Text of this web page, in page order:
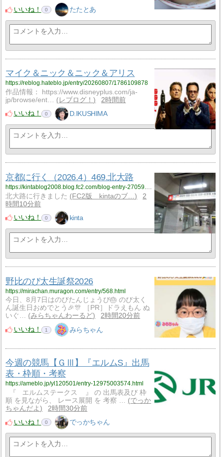
いいね！
0 たたとあ
マイク＆ニック＆ニック＆アリス
https://reblog.hateblo.jp/entry/20260807/1786109878
作品情報： https://www.disneyplus.com/ja-
jp/browse/ent…
レブログ！
2時間前
いいね！
0 D.IKUSHIMA
京都に行く（2026.4）469.北大路
https://kintablog2008.blog.fc2.com/blog-entry-27059.html
北大路に行きました FC2版 kintaのブ…
2
時間10分前
いいね！
0 kinta
野比のび太生誕祭2026
https://mirachan.muragon.com/entry/568.html
今日、8月7日はのびたんじょうび🎂 のび太く
ん誕生日おめでとう🎉🎊 ［PR］ドラえもん ぬ
いぐ…
みらちゃんわーるど
2時間20分前
いいね！
1 みらちゃん
今週の競馬【ＧⅢ】『エルムS』出馬
表・枠順・考察
https://ameblo.jp/yl120501/entry-12975003574.html
『 エルムステークス 』 の 出馬表及び 枠
順 を見ながら、 レース展開 を 考察 …
でっか
ちゃんだよ
2時間30分前
いいね！
0 でっかちゃん